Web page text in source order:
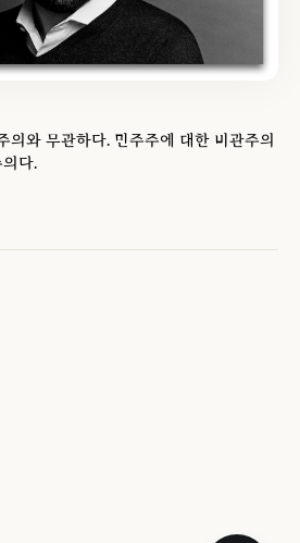
의와 무관하다. 민주주에 대한 비관주의
다.